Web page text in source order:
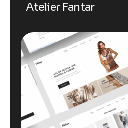
Atelier Fantar